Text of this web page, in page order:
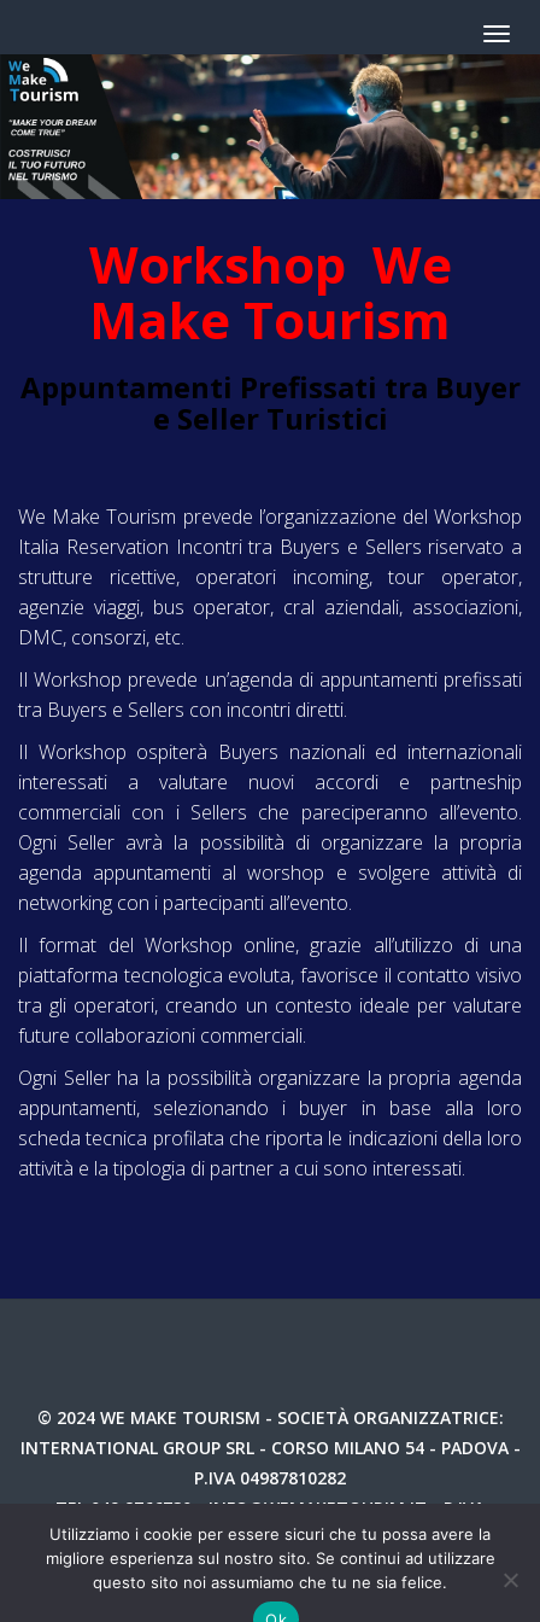
Workshop We
Make Tourism
Appuntamenti Prefissati tra Buyer
e Seller Turistici
We Make Tourism prevede l’organizzazione del Workshop
Italia Reservation Incontri tra Buyers e Sellers riservato a
strutture ricettive, operatori incoming, tour operator,
agenzie viaggi, bus operator, cral aziendali, associazioni,
DMC, consorzi, etc.
Il Workshop prevede un’agenda di appuntamenti prefissati
tra Buyers e Sellers con incontri diretti.
Il Workshop ospiterà Buyers nazionali ed internazionali
interessati a valutare nuovi accordi e partneship
commerciali con i Sellers che pareciperanno all’evento.
Ogni Seller avrà la possibilità di organizzare la propria
agenda appuntamenti al worshop e svolgere attività di
networking con i partecipanti all’evento.
Il format del Workshop online, grazie all’utilizzo di una
piattaforma tecnologica evoluta, favorisce il contatto visivo
tra gli operatori, creando un contesto ideale per valutare
future collaborazioni commerciali.
Ogni Seller ha la possibilità organizzare la propria agenda
appuntamenti, selezionando i buyer in base alla loro
scheda tecnica profilata che riporta le indicazioni della loro
attività e la tipologia di partner a cui sono interessati.
© 2024 WE MAKE TOURISM - SOCIETÀ ORGANIZZATRICE:
INTERNATIONAL GROUP SRL - CORSO MILANO 54 - PADOVA -
P.IVA 04987810282
TEL 049 8766730 - INFO@WEMAKETOURIM.IT - P.IVA
04987810282 -PRIVACY
Utilizziamo i cookie per essere sicuri che tu possa avere la
migliore esperienza sul nostro sito. Se continui ad utilizzare
questo sito noi assumiamo che tu ne sia felice.